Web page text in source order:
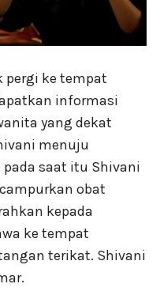
ke tempat
informasi
yang dekat
menuju
saat itu Shivani
obat
kepada
ke tempat
terikat. Shivani